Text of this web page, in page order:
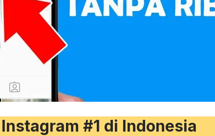
#1 di Indonesia